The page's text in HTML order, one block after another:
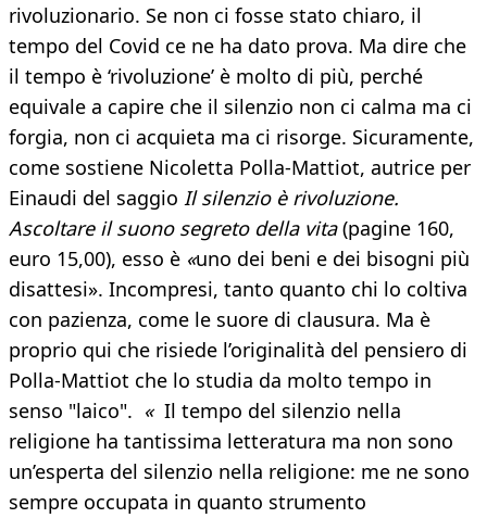
rivoluzionario. Se non ci fosse stato chiaro, il
tempo del Covid ce ne ha dato prova. Ma dire che
il tempo è ‘rivoluzione’ è molto di più, perché
equivale a capire che il silenzio non ci calma ma ci
forgia, non ci acquieta ma ci risorge. Sicuramente,
come sostiene Nicoletta Polla-Mattiot, autrice per
Einaudi del saggio Il silenzio è rivoluzione.
Ascoltare il suono segreto della vita(pagine 160,
euro 15,00), esso è «uno dei beni e dei bisogni più
disattesi». Incompresi, tanto quanto chi lo coltiva
con pazienza, come le suore di clausura. Ma è
proprio qui che risiede l’originalità del pensiero di
Polla-Mattiot che lo studia da molto tempo in
senso "laico". «Il tempo del silenzio nella
religione ha tantissima letteratura ma non sono
un’esperta del silenzio nella religione: me ne sono
sempre occupata in quanto strumento